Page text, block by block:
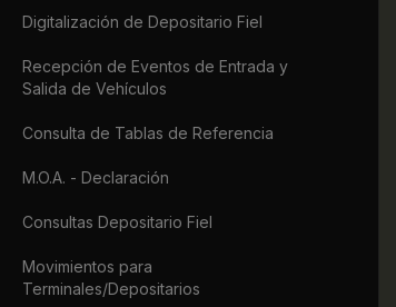
Digitalización de Depositario Fiel
Recepción de Eventos de Entrada y
Salida de Vehículos
Consulta de Tablas de Referencia
M.O.A. - Declaración
Consultas Depositario Fiel
Movimientos para
Terminales/Depositarios